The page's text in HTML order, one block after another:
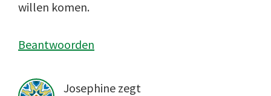
willen komen.
Beantwoorden
Josephine zegt